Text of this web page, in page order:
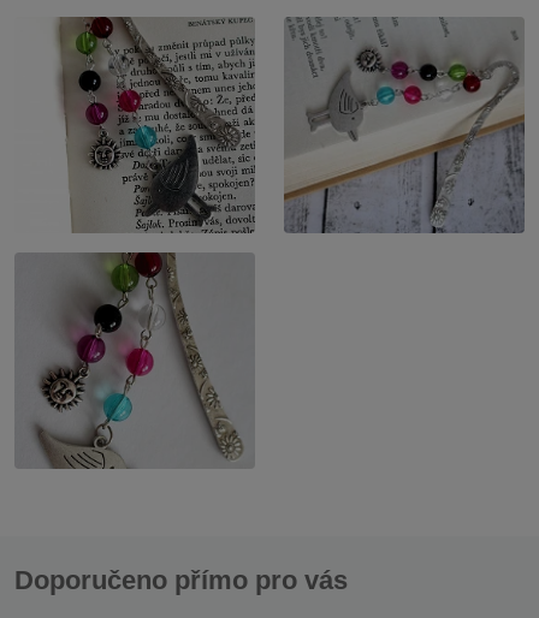
Doporučeno přímo pro vás